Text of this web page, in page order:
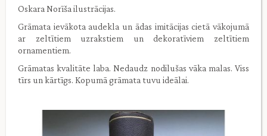
Oskara Norīša ilustrācijas.
Grāmata ievākota audekla un ādas imitācijas cietā vākojumā
ar zeltītiem uzrakstiem un dekoratīviem zeltītiem
ornamentiem.
Grāmatas kvalitāte laba. Nedaudz nodilušas vāka malas. Viss
tīrs un kārtīgs. Kopumā grāmata tuvu ideālai.